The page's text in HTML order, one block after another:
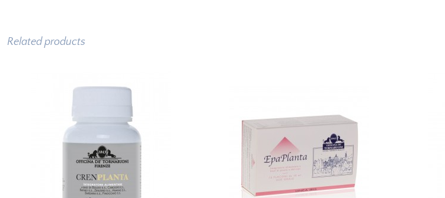
Related products